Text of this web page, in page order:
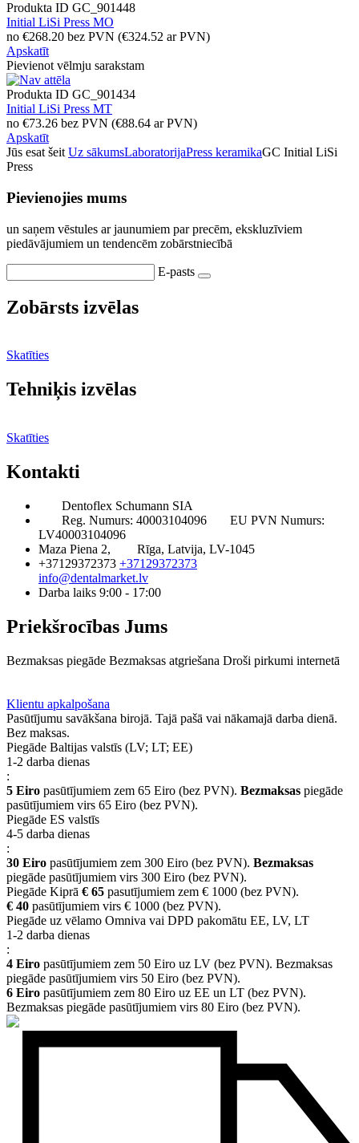
Produkta ID GC_901448
Initial LiSi Press MO
no €268.20 bez PVN (€324.52 ar PVN)
Apskatīt
Pievienot vēlmju sarakstam
Produkta ID GC_901434
Initial LiSi Press MT
no €73.26 bez PVN (€88.64 ar PVN)
Apskatīt
Jūs esat šeit Uz sākumsLaboratorijaPress keramikaGC Initial LiSi
Press
Pievienojies mums
un saņem vēstules ar jaunumiem par precēm, ekskluzīviem
piedāvājumiem un tendencēm zobārstniecībā
E-pasts
Zobārsts izvēlas
Skatīties
Tehniķis izvēlas
Skatīties
Kontakti
Dentoflex Schumann SIA
Reg. Numurs: 40003104096
EU PVN Numurs:
LV40003104096
Maza Piena 2,
Rīga, Latvija, LV-1045
+37129372373 +37129372373
info@dentalmarket.lv
Darba laiks 9:00 - 17:00
Priekšrocības Jums
Bezmaksas piegāde Bezmaksas atgriešana Droši pirkumi internetā
Klientu apkalpošana
Pasūtījumu savākšana birojā. Tajā pašā vai nākamajā darba dienā.
Bez maksas.
Piegāde Baltijas valstīs (LV; LT; EE)
1-2 darba dienas
:
5 Eiro pasūtījumiem zem 65 Eiro (bez PVN). Bezmaksas piegāde
pasūtījumiem virs 65 Eiro (bez PVN).
Piegāde ES valstīs
4-5 darba dienas
:
30 Eiro pasūtījumiem zem 300 Eiro (bez PVN). Bezmaksas
piegāde pasūtījumiem virs 300 Eiro (bez PVN).
Piegāde Kiprā € 65 pasutījumiem zem € 1000 (bez PVN).
€ 40 pasūtījumiem virs € 1000 (bez PVN).
Piegāde uz vēlamo Omniva vai DPD pakomātu EE, LV, LT
1-2 darba dienas
:
4 Eiro pasūtījumiem zem 50 Eiro uz LV (bez PVN). Bezmaksas
piegāde pasūtījumiem virs 50 Eiro (bez PVN).
6 Eiro pasūtījumiem zem 80 Eiro uz EE un LT (bez PVN).
Bezmaksas piegāde pasūtījumiem virs 80 Eiro (bez PVN).